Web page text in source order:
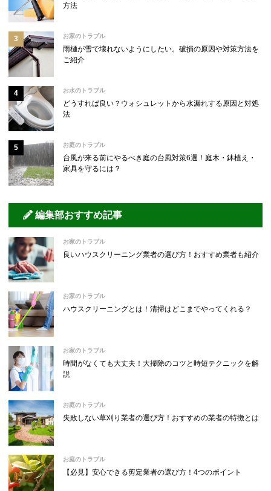
方法
お家のトラブル
雨樋が雪で壊れないようにしたい。破損の原因や対策方法を
ご紹介
お水のトラブル
どうすれば良い？ウォシュレットから水漏れする原因と対処
法
お庭のトラブル
台風が来る前にやるべき庭の台風対策6選！庭木・鉢植え・
家具を守るには？
編集部おすすめ記事
お家のトラブル
良いハウスクリーニング業者の選び方！おすすめ業者も紹介
お家のトラブル
ハウスクリーニングとは！清掃はどこまでやってくれる？
お家のトラブル
時間がなくても大丈夫！大掃除のコツと時短テクニックを解
説
お庭のトラブル
失敗しない草刈り業者の選び方！おすすめの業者の特徴とは
お庭のトラブル
【必見】安心できる剪定業者の選び方！4つのポイント